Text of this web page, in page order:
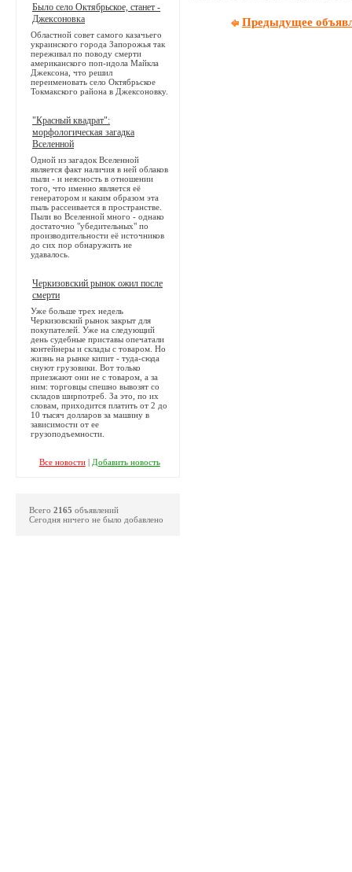
Предыдущее
Было село Октябрьское, станет -
Джексоновка
Областной совет самого казачьего
украинского города Запорожья так
переживал по поводу смерти
американского поп-идола Майкла
Джексона, что решил
переименовать село Октябрьское
Токмакского района в Джексоновку.
"Красный квадрат":
морфологическая загадка
Вселенной
Одной из загадок Вселенной
является факт наличия в ней облаков
пыли - и неясность в отношении
того, что именно является её
генератором и каким образом эта
пыль рассеивается в пространстве.
Пыли во Вселенной много - однако
достаточно "убедительных" по
производительности её источников
до сих пор обнаружить не
удавалось.
Черкизовский рынок ожил после
смерти
Уже больше трех недель
Черкизовский рынок закрыт для
покупателей. Уже на следующий
день судебные приставы опечатали
контейнеры и склады с товаром. Но
жизнь на рынке кипит - туда-сюда
снуют грузовики. Вот только
приезжают они не с товаром, а за
ним: торговцы спешно вывозят со
складов ширпотреб. За это, по их
словам, приходится платить от 2 до
10 тысяч долларов за машину в
зависимости от ее
грузоподъемности.
Все новости| Добавить новость
Всего 2165 объявлений
Сегодня ничего не было добавлено